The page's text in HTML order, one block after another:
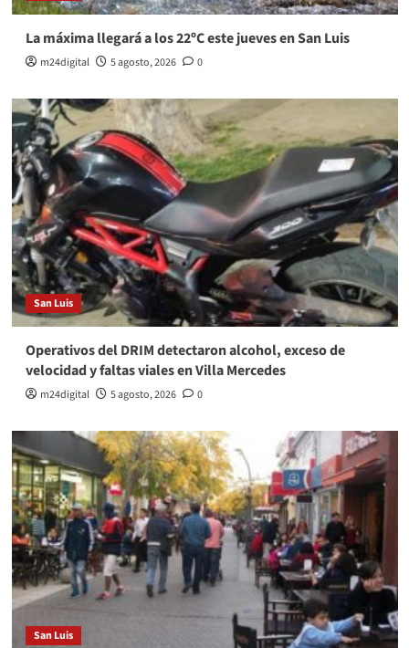
La máxima llegará a los 22ºC este jueves en San Luis
m24digital 5 agosto, 2026 0
San Luis
Operativos del DRIM detectaron alcohol, exceso de
velocidad y faltas viales en Villa Mercedes
m24digital 5 agosto, 2026 0
San Luis